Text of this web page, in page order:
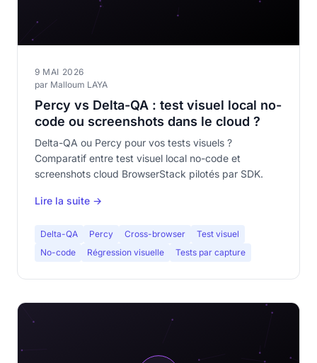
9 MAI 2026
par Malloum LAYA
Percy vs Delta-QA : test visuel local no-
code ou screenshots dans le cloud ?
Delta-QA ou Percy pour vos tests visuels ?
Comparatif entre test visuel local no-code et
screenshots cloud BrowserStack pilotés par SDK.
Lire la suite →
Delta-QA Percy Cross-browser
Test visuel
No-code
Régression visuelle Tests par capture